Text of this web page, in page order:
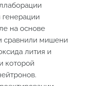
генерации
на основе
сравнили мишени
лития и
которой